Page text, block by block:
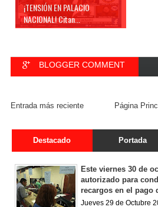
¡TENSIÓN EN PALACIO
NACIONAL! Citan...
BLOGGER COMMENT
Entrada más reciente Página
Destacado Portada
Este viernes 30 de
autorizado para
recargos en el pago
Jueves 29 de Octubre